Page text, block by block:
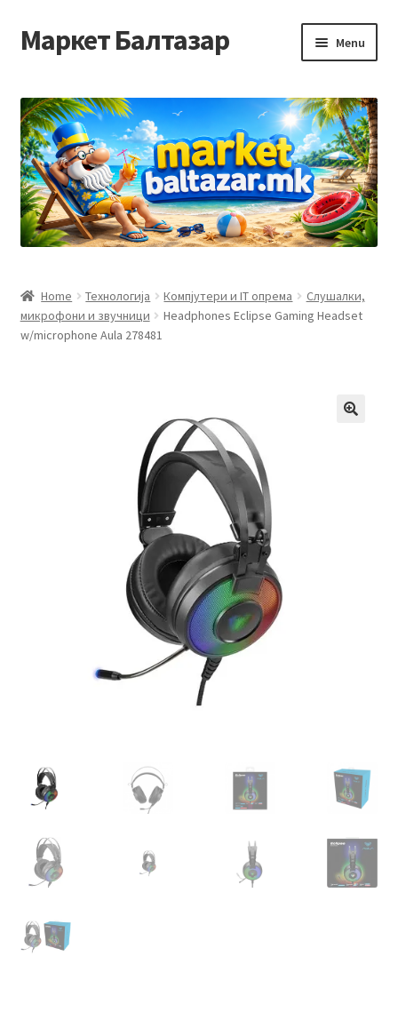
Skip
to
Skip
to
Маркет Балтазар Menu
Checkout
Homepage
Privacy Policy
Контакт
Рекламации и замена на производ
Услови за користење
Home Технологија Компјутери и IT опрема
Слушалки,
микрофони и звучници
Headphones Eclipse Gaming Headset
w/microphone Aula 278481